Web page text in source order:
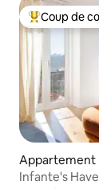
Coups de
Coup de
Appartement
Infante's